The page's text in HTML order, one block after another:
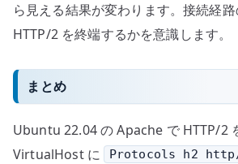
ら見える結果が変わります。接続経路
HTTP/2 を終端するかを意識します。
まとめ
Ubuntu 22.04 の Apache で HTTP/2
VirtualHost に
Protocols h2